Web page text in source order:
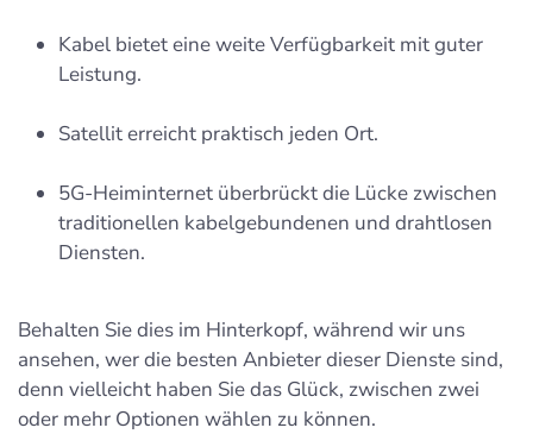
Kabel bietet eine weite Verfügbarkeit mit guter
Leistung.
Satellit erreicht praktisch jeden Ort.
5G-Heiminternet überbrückt die Lücke zwischen
traditionellen kabelgebundenen und drahtlosen
Diensten.
Behalten Sie dies im Hinterkopf, während wir uns
ansehen, wer die besten Anbieter dieser Dienste sind,
denn vielleicht haben Sie das Glück, zwischen zwei
oder mehr Optionen wählen zu können.